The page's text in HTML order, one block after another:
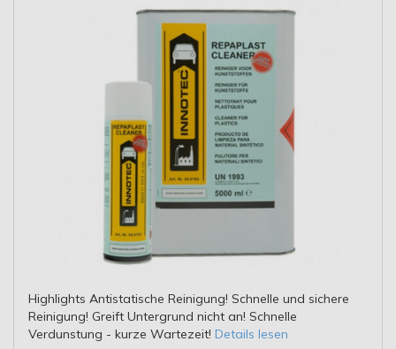
Highlights Antistatische Reinigung! Schnelle und sichere
Reinigung! Greift Untergrund nicht an! Schnelle
Verdunstung - kurze Wartezeit! Details lesen